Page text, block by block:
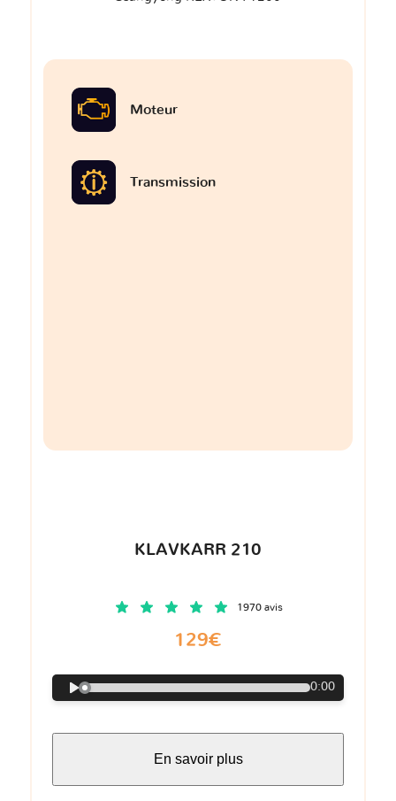
Moteur
Transmission
KLAVKARR 210
1970 avis
129€
0:00
En savoir plus